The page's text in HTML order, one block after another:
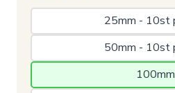
25mm - 10st
50mm - 10st
100mm